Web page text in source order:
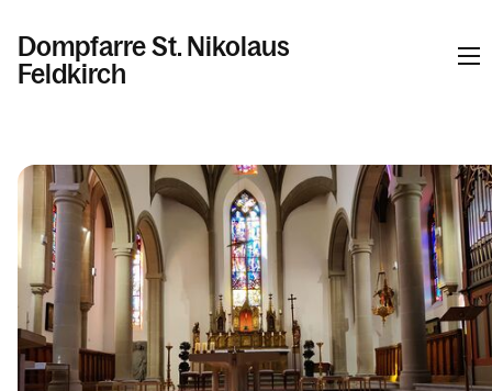
Dompfarre St. Nikolaus
Feldkirch
Kalender
Personen